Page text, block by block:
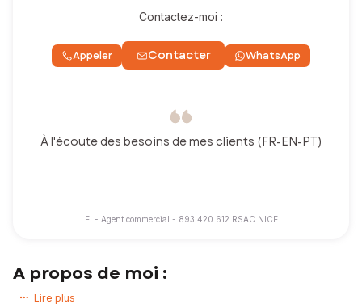
Contactez-moi :
Appeler Contacter WhatsApp
À l'écoute des besoins de mes clients (FR-EN-PT)
EI - Agent commercial - 893 420 612 RSAC NICE
A propos de moi :
Vous avez un projet immobilier ? Vous souhaitez acheter ou vendre
Lire plus